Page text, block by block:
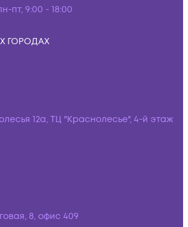
пт, 9:00 - 18:00
ГОРОДАХ
12а, ТЦ "Краснолесье", 4-й этаж
8, офис 409